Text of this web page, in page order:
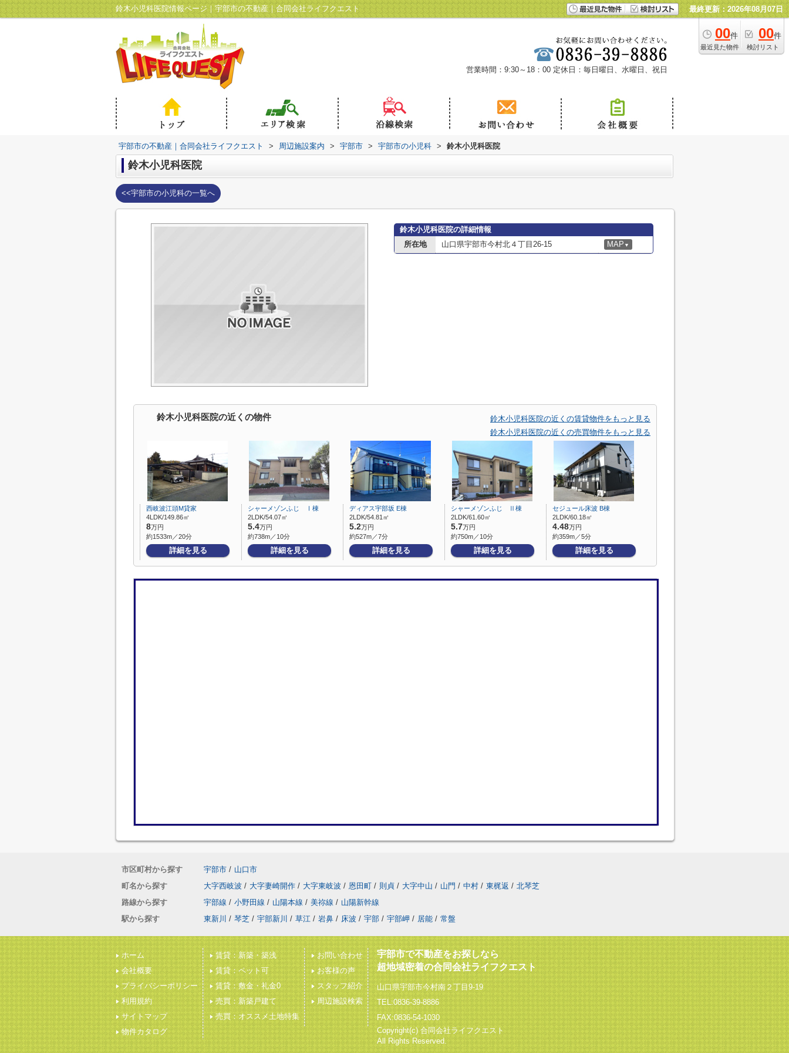
鈴木小児科医院情報ページ｜宇部市の不動産｜合同会社ライフクエスト 最終更新：2026年08月07日
00件
最近見た物件
00件
検討リスト
営業時間：9:30～18：00 定休日：毎日曜日、水曜日、祝日
宇部市の不動産｜合同会社ライフクエスト > 周辺施設案内 > 宇部市 > 宇部市の小児科 > 鈴木小児科医院
鈴木小児科医院
<<宇部市の小児科の一覧へ
鈴木小児科医院の詳細情報
所在地
山口県宇部市今村北４丁目26-15 MAP ▼
鈴木小児科医院の近くの物件
鈴木小児科医院の近くの賃貸物件をもっと見る
鈴木小児科医院の近くの売買物件をもっと見る
西岐波江頭M貸家
4LDK/149.86㎡
8万円
約1533m／20分
詳細を見る
シャーメゾンふじ Ⅰ棟
2LDK/54.07㎡
5.4万円
約738m／10分
詳細を見る
ディアス宇部坂 E棟
2LDK/54.81㎡
5.2万円
約527m／7分
詳細を見る
シャーメゾンふじ Ⅱ棟
2LDK/61.60㎡
5.7万円
約750m／10分
詳細を見る
セジュール床波 B棟
2LDK/60.18㎡
4.48万円
約359m／5分
詳細を見る
市区町村から探す 宇部市 / 山口市
町名から探す
大字西岐波 / 大字妻崎開作 / 大字東岐波 / 恩田町 / 則貞 / 大字中山 / 山門 / 中村 / 東梶返 / 北琴芝
路線から探す
宇部線 / 小野田線 / 山陽本線 / 美祢線 / 山陽新幹線
駅から探す
東新川 / 琴芝 / 宇部新川 / 草江 / 岩鼻 / 床波 / 宇部 / 宇部岬 / 居能 / 常盤
ホーム
会社概要
プライバシーポリシー
利用規約
サイトマップ
物件カタログ
賃貸：新築・築浅
賃貸：ペット可
賃貸：敷金・礼金0
売買：新築戸建て
売買：オススメ土地特集
お問い合わせ
お客様の声
スタッフ紹介
周辺施設検索
宇部市で不動産をお探しなら
超地域密着の合同会社ライフクエスト
山口県宇部市今村南２丁目9-19
TEL:0836-39-8886
FAX:0836-54-1030
Copyright(c) 合同会社ライフクエスト
All Rights Reserved.